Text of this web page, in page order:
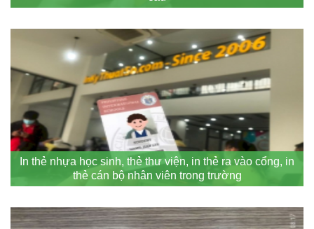
In thẻ nhựa học sinh, thẻ thư viện, in thẻ ra vào cổng, in
thẻ cán bộ nhân viên trong trường